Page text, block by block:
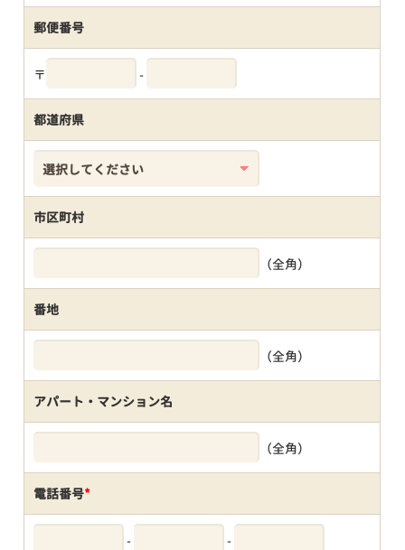
郵便番号
〒 -
都道府県
市区町村
（全角）
番地
（全角）
アパート・マンション名
（全角）
電話番号*
- -